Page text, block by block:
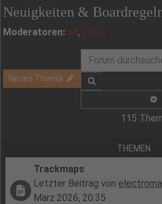
Neuigkeiten &
Moderatoren: as, Chris
Neues Thema
115
THEMEN
Trackmaps
Letzter Beitrag von
März 2026, 20:35